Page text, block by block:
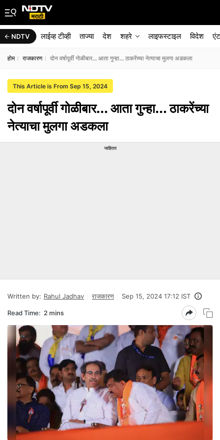
NDTV लाईव्ह टीव्ही ताज्या देश शहरे लाइफस्टाइल विदेश
होम राजकारण दोन वर्षापूर्वी गोळीबार... आता गुन्हा... ठाकरेंच्या नेत्याचा मुलगा अडकला
This Article is From Sep 15, 2024
दोन वर्षापूर्वी गोळीबार... आता गुन्हा... ठाकरेंच्या
नेत्याचा मुलगा अडकला
जाहिरात
Written by: Rahul Jadhav राजकारण Sep 15, 2024 17:12 IST
Read Time: 2 mins